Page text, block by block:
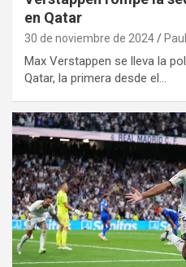
en Qatar
30 de noviembre de 2024
Max Verstappen se lleva la
Qatar, la primera desde el…